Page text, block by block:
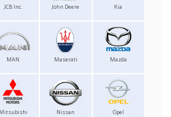
JCB Inc. John Deere Kia
MAN Maserati Mazda
Mitsubishi Nissan Opel